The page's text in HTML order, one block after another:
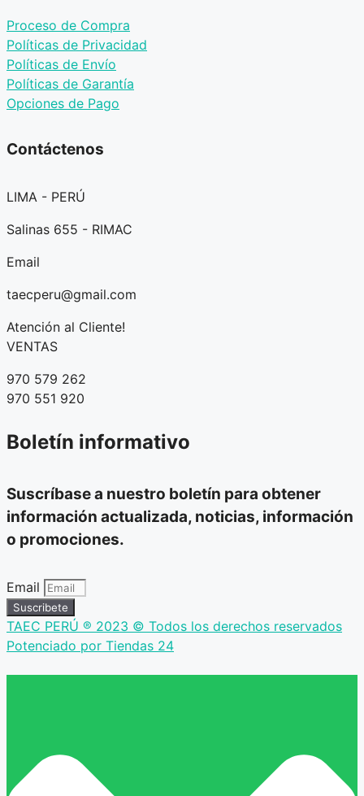
Proceso de Compra
Políticas de Privacidad
Políticas de Envío
Políticas de Garantía
Opciones de Pago
Contáctenos
LIMA - PERÚ
Salinas 655 - RIMAC
Email
taecperu@gmail.com
Atención al Cliente!
VENTAS
970 579 262
970 551 920
Boletín informativo
Suscríbase a nuestro boletín para obtener
información actualizada, noticias, información
o promociones.
Email
Suscribete
TAEC PERÚ ® 2023 © Todos los derechos reservados
Potenciado por Tiendas 24